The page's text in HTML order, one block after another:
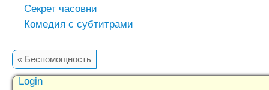
Секрет часовни
Комедия с субтитрами
« Беспомощность
Login